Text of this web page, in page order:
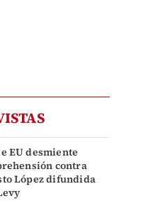
EU desmiente
contra
López difundida